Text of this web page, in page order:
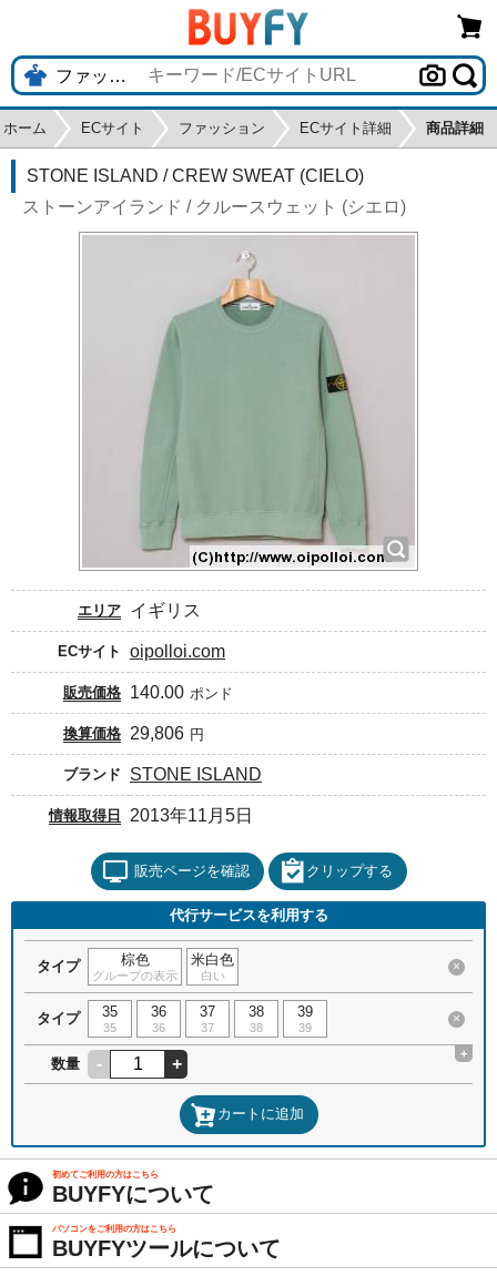
ホーム ECサイト ファッション ECサイト詳細 商品詳細
STONE ISLAND / CREW SWEAT (CIELO)
ストーンアイランド / クルースウェット (シエロ)
エリア イギリス
ECサイト oipolloi.com
販売価格 140.00 ポンド
換算価格 29,806 円
ブランド STONE ISLAND
情報取得日 2013年11月5日
販売ページを確認 クリップする
代行サービスを利用する
タイプ 棕色
グループの表示
米白色
白い
×
タイプ 35
35
36
36
37
37
38
38
39
39
×
数量 - +
+
カートに追加
初めてご利用の方はこちら
BUYFYについて
パソコンをご利用の方はこちら
BUYFYツールについて